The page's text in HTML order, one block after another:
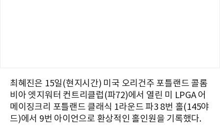
최혜진은 15일(현지시간) 미국 오리건주 포틀랜드 콜롬
비아 엣지워터 컨트리클럽(파72)에서 열린 미 LPGA 어
메이징크리 포틀랜드 클래식 1라운드 파3 8번 홀(145야
드)에서 9번 아이언으로 환상적인 홀인원을 기록했다.